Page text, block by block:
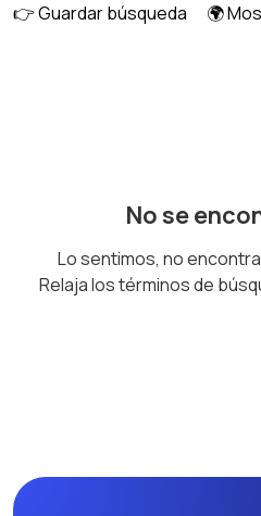
👉 Guardar búsqueda
🌍
No se
Lo sentimos, no
Relaja los términos de